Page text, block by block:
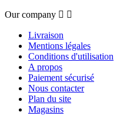
Our company  
Livraison
Mentions légales
Conditions d'utilisation
A propos
Paiement sécurisé
Nous contacter
Plan du site
Magasins